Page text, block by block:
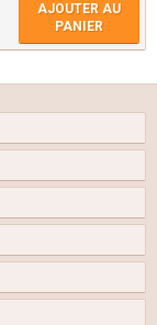
AJOUTER AU
PANIER